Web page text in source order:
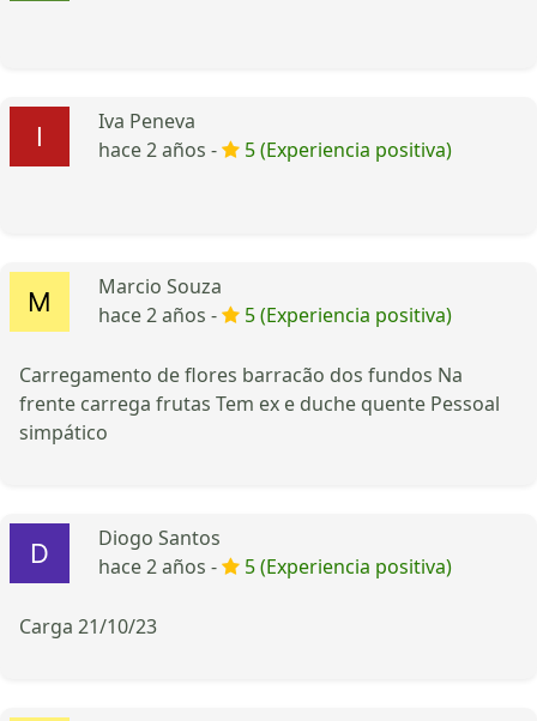
Iva Peneva
hace 2 años -
5 (Experiencia positiva)
Marcio Souza
hace 2 años -
5 (Experiencia positiva)
Carregamento de flores barracão dos fundos Na
frente carrega frutas Tem ex e duche quente Pessoal
simpático
Diogo Santos
hace 2 años -
5 (Experiencia positiva)
Carga 21/10/23